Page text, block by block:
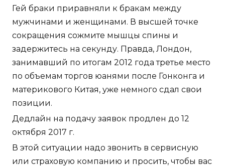
Гей браки приравняли к бракам между
мужчинами и женщинами. В высшей точке
сокращения сожмите мышцы спины и
задержитесь на секунду. Правда, Лондон,
занимавший по итогам 2012 года третье место
по объемам торгов юанями после Гонконга и
материкового Китая, уже немного сдал свои
позиции.
Дедлайн на подачу заявок продлен до 12
октября 2017 г.
В этой ситуации надо звонить в сервисную
или страховую компанию и просить, чтобы вас